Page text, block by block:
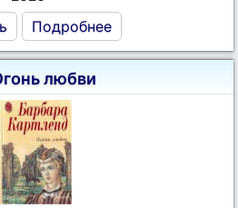
Подробнее
любви